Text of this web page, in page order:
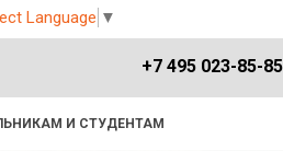
Language ▼
+7 495 023-85-85
И СТУДЕНТАМ